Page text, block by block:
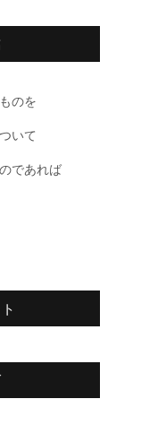
のを
いて
であれば